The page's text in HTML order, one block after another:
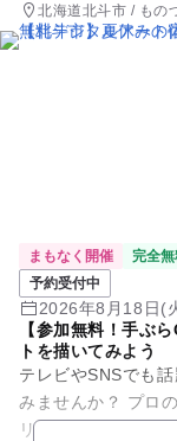
北海道北斗市 / もの
まもなく開催
完全
予約受付中
2026年8月18日(
【参加無料！手ぶ
トを描いてみよう
テレビやSNSでも
みませんか？ プロ
リ「Adobe Fresco